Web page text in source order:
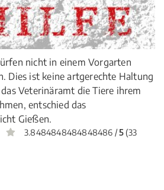
nicht in einem Vorgarten
Dies ist keine artgerechte Haltung
Veterinäramt die Tiere ihrem
entschied das
Gießen.
3.8484848484848486 /5(33